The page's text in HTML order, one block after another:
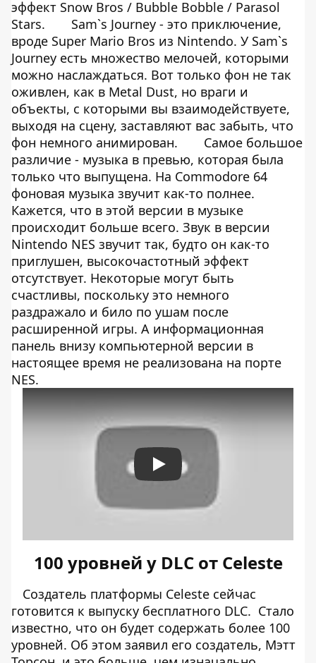
эффект Snow Bros / Bubble Bobble / Parasol
Stars.
Sam`s Journey - это приключение,
вроде Super Mario Bros из Nintendo. У Sam`s
Journey есть множество мелочей, которыми
можно наслаждаться. Вот только фон не так
оживлен, как в Metal Dust, но враги и
объекты, с которыми вы взаимодействуете,
выходя на сцену, заставляют вас забыть, что
фон немного анимирован.
Самое большое
различие - музыка в превью, которая была
только что выпущена. На Commodore 64
фоновая музыка звучит как-то полнее.
Кажется, что в этой версии в музыке
происходит больше всего. Звук в версии
Nintendo NES звучит так, будто он как-то
приглушен, высокочастотный эффект
отсутствует. Некоторые могут быть
счастливы, поскольку это немного
раздражало и било по ушам после
расширенной игры. А информационная
панель внизу компьютерной версии в
настоящее время не реализована на порте
NES.
Play
100 уровней у DLC от Celeste
Создатель платформы Celeste сейчас
готовится к выпуску бесплатного DLC. Стало
известно, что он будет содержать более 100
уровней. Об этом заявил его создатель, Мэтт